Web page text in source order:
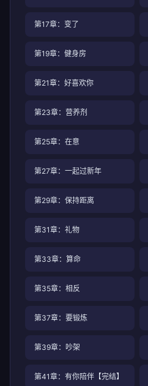
第17章：变了
第19章：健身房
第21章：好喜欢你
第23章：营养剂
第25章：在意
第27章：一起过新年
第29章：保持距离
第31章：礼物
第33章：算命
第35章：相反
第37章：要锻炼
第39章：吵架
第41章：有你陪伴【完结】